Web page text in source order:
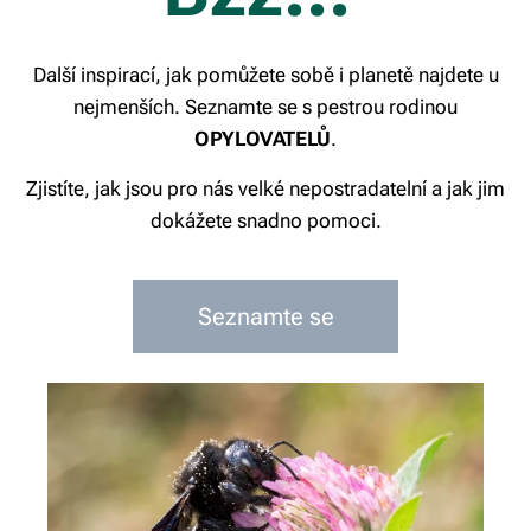
věda!
spotřebovanou
energií. Počkejte
a pochutnejte si
na těch
Další inspirací, jak pomůžete sobě i planetě najdete u
nejmenších. Seznamte se s pestrou rodinou
OPYLOVATELŮ.
Zjistíte, jak jsou pro nás velké nepostradatelní a jak jim
dokážete snadno pomoci.
Seznamte se